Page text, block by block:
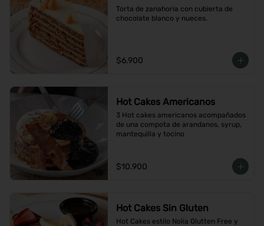
Torta de zanahoria con cubierta de
chocolate blanco y nueces.
$6.900
Hot Cakes Americanos
3 Hot cakes americanos acompañados
de una compota de arandanos, syrup,
mantequilla y tocino
$10.900
Hot Cakes Sin Gluten
Hot Cakes estilo Nolia Glutten Free y